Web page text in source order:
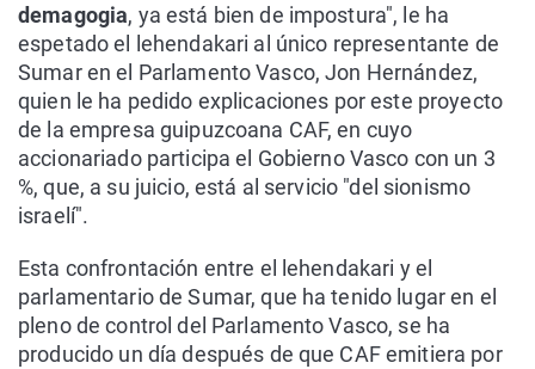
demagogia, ya está bien de impostura", le ha
espetado el lehendakari al único representante de
Sumar en el Parlamento Vasco, Jon Hernández,
quien le ha pedido explicaciones por este proyecto
de la empresa guipuzcoana CAF, en cuyo
accionariado participa el Gobierno Vasco con un 3
%, que, a su juicio, está al servicio "del sionismo
israelí".
Esta confrontación entre el lehendakari y el
parlamentario de Sumar, que ha tenido lugar en el
pleno de control del Parlamento Vasco, se ha
producido un día después de que CAF emitiera por